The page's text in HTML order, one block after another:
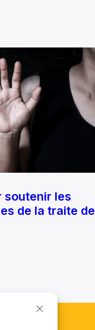
soutenir les
de la traite de